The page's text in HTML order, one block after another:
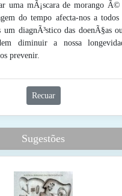
uma mÃ¡scara de morango
do tempo afecta-nos a
diagnÃ³stico das doenÃ§as
diminuir a nossa
prevenir.
Recuar
Sugestões